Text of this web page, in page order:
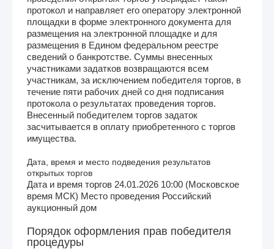
протокол и направляет его оператору электронной
площадки в форме электронного документа для
размещения на электронной площадке и для
размещения в Едином федеральном реестре
сведений о банкротстве. Суммы внесенных
участниками задатков возвращаются всем
участникам, за исключением победителя торгов, в
течение пяти рабочих дней со дня подписания
протокола о результатах проведения торгов.
Внесенный победителем торгов задаток
засчитывается в оплату приобретенного с торгов
имущества.
Дата, время и место подведения результатов
открытых торгов
Дата и время торгов 24.01.2026 10:00 (Московское
время МСК) Место проведения Российский
аукционный дом
Порядок оформления прав победителя
процедуры